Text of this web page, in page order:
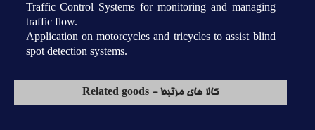
Traffic Control Systems for monitoring and managing
traffic flow.
Application on motorcycles and tricycles to assist blind
spot detection systems.
کالا های مرتبط - Related goods